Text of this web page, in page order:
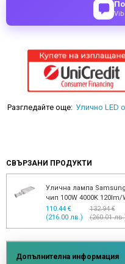
Разгледайте още: Улично LED
СВЪРЗАНИ ПРОДУКТИ
Улична лампа Samsung
чип 100W 4000K 120lm/
110.44 €
(216.00 лв.)
132.94 €
(260.01
Допълнителна информация